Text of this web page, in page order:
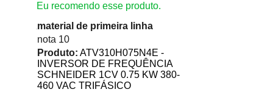
Eu recomendo esse produto.
material de primeira linha
nota 10
Produto: ATV310H075N4E -
INVERSOR DE FREQUÊNCIA
SCHNEIDER 1CV 0.75 KW 380-
460 VAC TRIFÁSICO